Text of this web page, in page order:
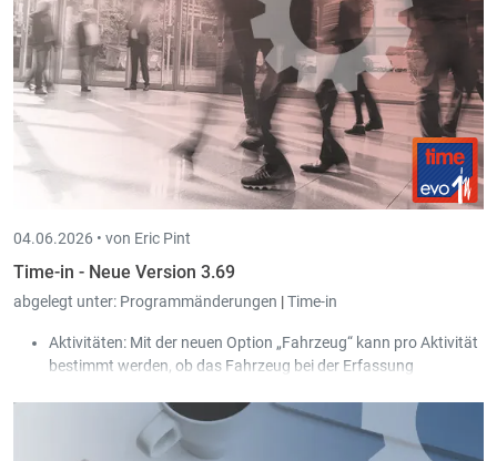
04.06.2026 • von Eric Pint
Time-in - Neue Version 3.69
abgelegt unter: Programmänderungen |Time-in
Aktivitäten: Mit der neuen Option „Fahrzeug“ kann pro Aktivität
bestimmt werden, ob das Fahrzeug bei der Erfassung
verpflichtend ist.